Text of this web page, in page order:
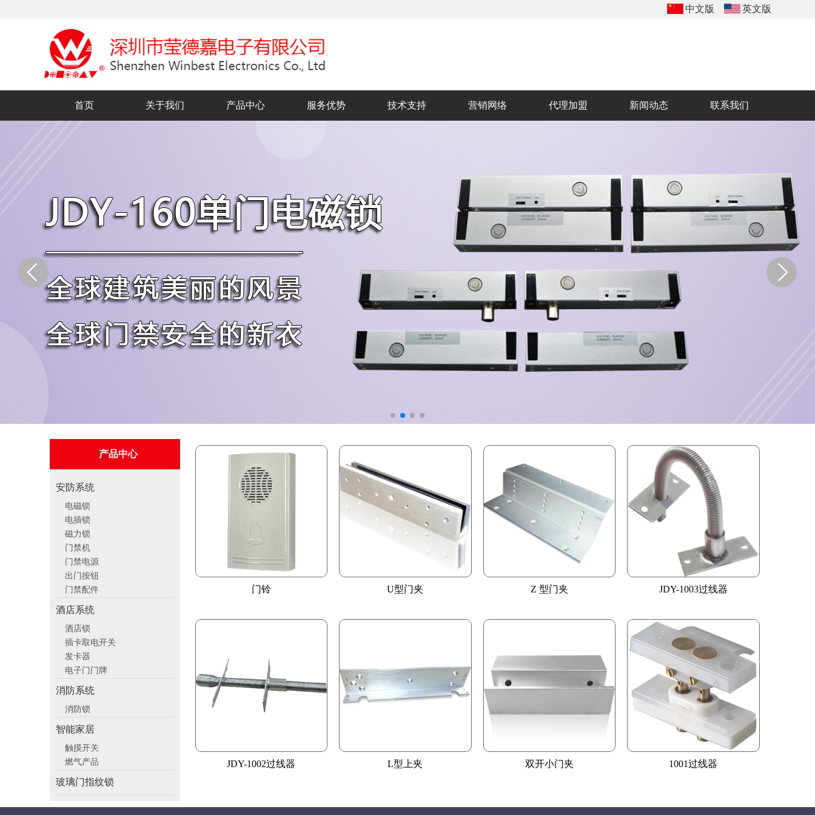
中文版 英文版
首页 关于我们 产品中心 服务优势 技术支持 营销网络 代理加盟 新闻动态 联系我们
产品中心
安防系统
电磁锁
电插锁
磁力锁
门禁机
门禁电源
出门按钮
门禁配件
酒店系统
酒店锁
插卡取电开关
发卡器
电子门门牌
消防系统
消防锁
智能家居
触摸开关
燃气产品
玻璃门指纹锁
门铃 U型门夹 Z 型门夹 JDY-1003过线器
JDY-1002过线器 L型上夹 双开小门夹 1001过线器